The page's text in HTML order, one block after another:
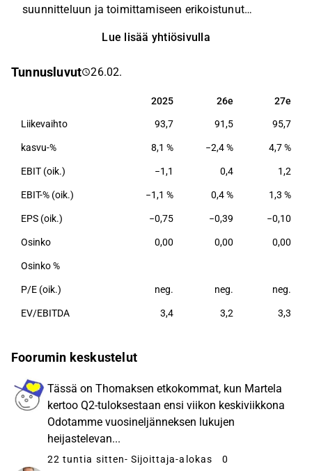
suunnitteluun ja toimittamiseen erikoistunut
kokonaisvaltainen, sillä yhtiön portfolio kattaa
sisustusratkaisuiden lisäksi myös kohdetilojen
ratkaisuja jälleenmyyjäverkostonsa kautta. Tuotanto
sijaitsee Suomessa ja Puolassa.
Lue lisää yhtiösivulla
Tunnusluvut 26.02.
2025 26e 27e
2025 26e 27e
Liikevaihto 93,7 91,5 95,7
kasvu-% 8,1 % −2,4 % 4,7 %
EBIT (oik.) −1,1 0,4 1,2
EBIT-% (oik.) −1,1 % 0,4 % 1,3 %
EPS (oik.) −0,75 −0,39 −0,10
Osinko 0,00 0,00 0,00
Osinko %
P/E (oik.) neg. neg. neg.
EV/EBITDA 3,4 3,2 3,3
Foorumin keskustelut
Tässä on Thomaksen etkokommat, kun Martela
kertoo Q2-tuloksestaan ensi viikon keskiviikkona
Odotamme vuosineljänneksen lukujen
heijastelevan...
22 tuntia sitten- Sijoittaja-alokas 0